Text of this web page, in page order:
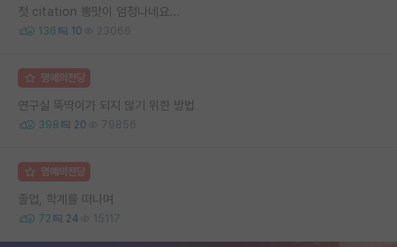
첫 citation 뽕맛이 엄청나네요...
136 10 23066
명예의전당
연구실 뚝딱이가 되지 않기 위한 방법
398 20 79856
명예의전당
졸업, 학계를 떠나며
72 24 15117